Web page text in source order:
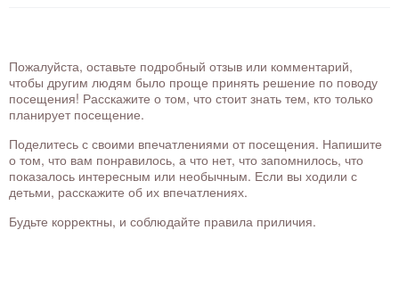
Пожалуйста, оставьте подробный отзыв или комментарий,
чтобы другим людям было проще принять решение по поводу
посещения! Расскажите о том, что стоит знать тем, кто только
планирует посещение.
Поделитесь с своими впечатлениями от посещения. Напишите
о том, что вам понравилось, а что нет, что запомнилось, что
показалось интересным или необычным. Если вы ходили с
детьми, расскажите об их впечатлениях.
Будьте корректны, и соблюдайте правила приличия.